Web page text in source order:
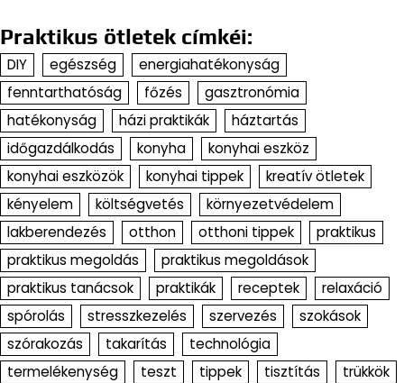
Praktikus ötletek címkéi:
DIY egészség
energiahatékonyság
fenntarthatóság
főzés
gasztronómia
hatékonyság
házi praktikák
háztartás
időgazdálkodás
konyha
konyhai eszköz
konyhai eszközök
konyhai tippek
kreatív ötletek
kényelem
költségvetés
környezetvédelem
lakberendezés
otthon otthoni tippek
praktikus
praktikus megoldás
praktikus megoldások
praktikus tanácsok
praktikák receptek
relaxáció
spórolás
stresszkezelés szervezés
szokások
szórakozás
takarítás
technológia
termelékenység
teszt tippek tisztítás
trükkök